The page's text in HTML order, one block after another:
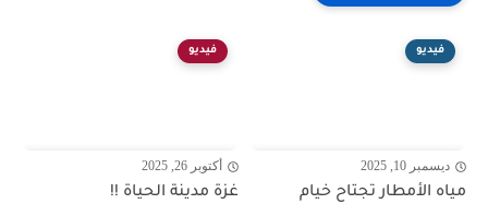
فيديو
ديسمبر 10, 2025
مياه الأمطار تجتاح خيام
فيديو
أكتوبر 26, 2025
غزة مدينة الحياة !!